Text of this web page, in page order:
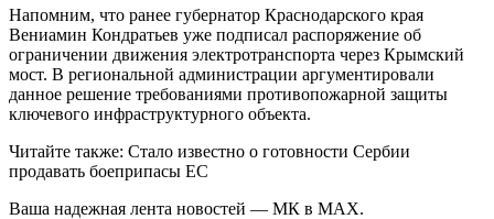
Напомним, что ранее губернатор Краснодарского края
Вениамин Кондратьев уже подписал распоряжение об
ограничении движения электротранспорта через Крымский
мост. В региональной администрации аргументировали
данное решение требованиями противопожарной защиты
ключевого инфраструктурного объекта.
Читайте также: Стало известно о готовности Сербии
продавать боеприпасы ЕС
Ваша надежная лента новостей — МК в MAX.